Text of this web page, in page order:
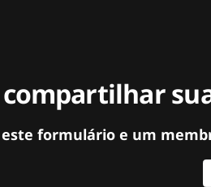
formulário e um